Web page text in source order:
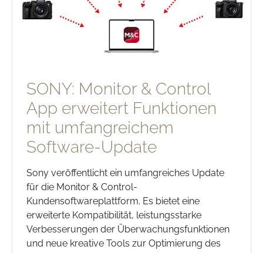
SONY: Monitor & Control
App erweitert Funktionen
mit umfangreichem
Software-Update
Sony veröffentlicht ein umfangreiches Update
für die Monitor & Control-
Kundensoftwareplattform. Es bietet eine
erweiterte Kompatibilität, leistungsstarke
Verbesserungen der Überwachungsfunktionen
und neue kreative Tools zur Optimierung des